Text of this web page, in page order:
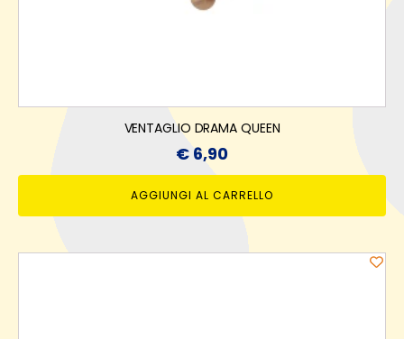
VENTAGLIO DRAMA QUEEN
€ 6,90
AGGIUNGI AL CARRELLO